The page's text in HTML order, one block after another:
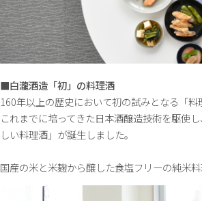
■白瀧酒造「初」の料理酒
160年以上の歴史において初の試みとなる「料
これまでに培ってきた日本酒醸造技術を駆使
しい料理酒」が誕生しました。
国産の米と米麹から醸した食塩フリーの純米料